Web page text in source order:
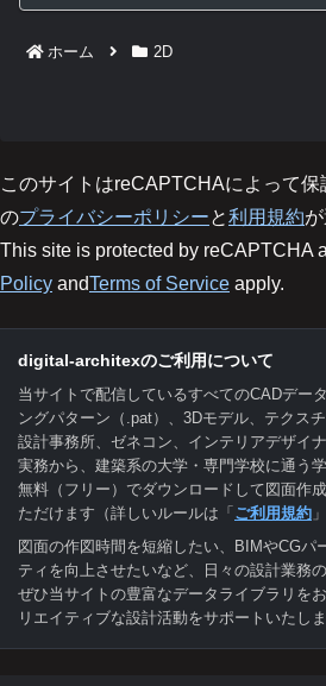
ホーム 2D
このサイトはreCAPTCHAによって
のプライバシーポリシーと利用規約
This site is protected by reCAPTCHA
Policy andTerms of Service apply.
digital-architexのご利用について
当サイトで配信しているすべてのCADデー
ングパターン（.pat）、3Dモデル、テクス
設計事務所、ゼネコン、インテリアデザイ
実務から、建築系の大学・専門学校に通う
無料（フリー）でダウンロードして図面作
ただけます（詳しいルールは「ご利用規約
図面の作図時間を短縮したい、BIMやCGパ
ティを向上させたいなど、日々の設計業務
ぜひ当サイトの豊富なデータライブラリを
リエイティブな設計活動をサポートいたしま